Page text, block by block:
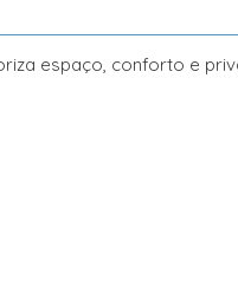
espaço, conforto e